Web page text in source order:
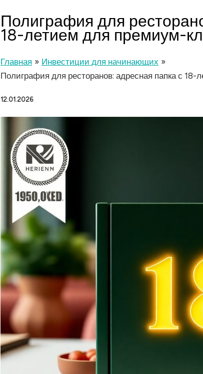
Полиграфия для
18-летием для премиум-
Главная
Инвестиции для начинающих
Полиграфия для ресторанов: адресная папка с
12.01.2026